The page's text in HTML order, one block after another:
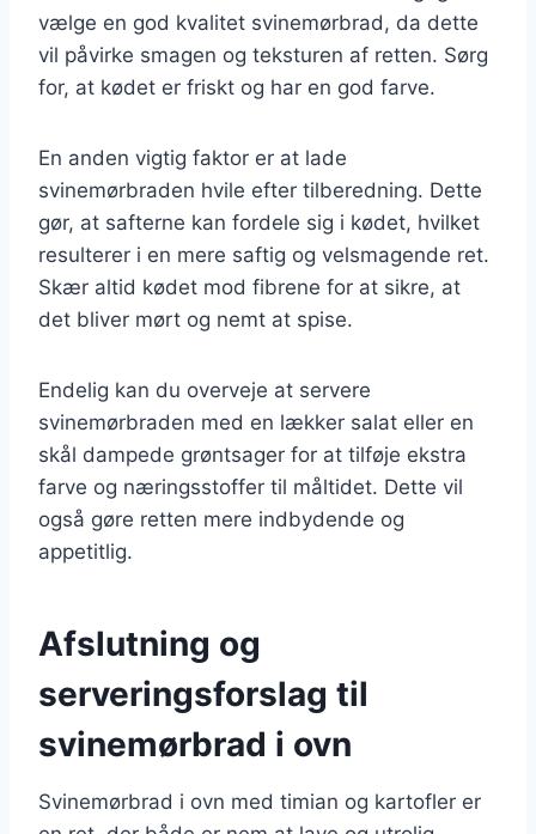
vælge en god kvalitet svinemørbrad, da dette
vil påvirke smagen og teksturen af retten. Sørg
for, at kødet er friskt og har en god farve.
En anden vigtig faktor er at lade
svinemørbraden hvile efter tilberedning. Dette
gør, at safterne kan fordele sig i kødet, hvilket
resulterer i en mere saftig og velsmagende ret.
Skær altid kødet mod fibrene for at sikre, at
det bliver mørt og nemt at spise.
Endelig kan du overveje at servere
svinemørbraden med en lækker salat eller en
skål dampede grøntsager for at tilføje ekstra
farve og næringsstoffer til måltidet. Dette vil
også gøre retten mere indbydende og
appetitlig.
Afslutning og
serveringsforslag til
svinemørbrad i ovn
Svinemørbrad i ovn med timian og kartofler er